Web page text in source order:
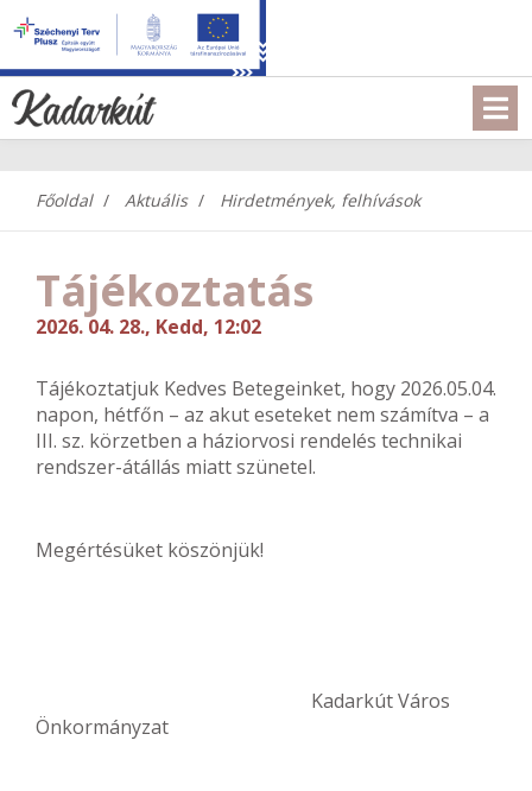
Főoldal Aktuális Hirdetmények, felhívások
Tájékoztatás
2026. 04. 28., Kedd, 12:02
Tájékoztatjuk Kedves Betegeinket, hogy 2026.05.04.
napon, hétfőn – az akut eseteket nem számítva – a
III. sz. körzetben a háziorvosi rendelés technikai
rendszer-átállás miatt szünetel.
Megértésüket köszönjük!
Kadarkút Város
Önkormányzat